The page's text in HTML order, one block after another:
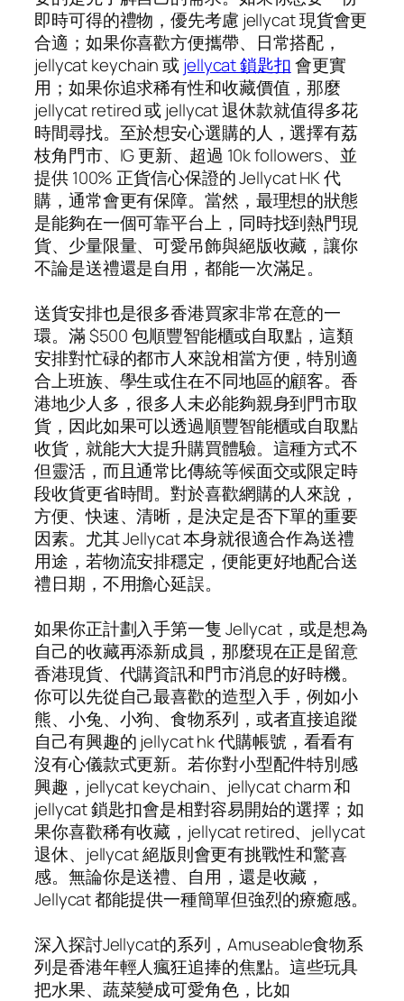
即時可得的禮物，優先考慮 jellycat 現貨會更
合適；如果你喜歡方便攜帶、日常搭配，
jellycat keychain 或jellycat 鎖匙扣會更實
用；如果你追求稀有性和收藏價值，那麼
jellycat retired 或 jellycat 退休款就值得多花
時間尋找。至於想安心選購的人，選擇有荔
枝角門市、IG 更新、超過 10k followers、並
提供 100% 正貨信心保證的 Jellycat HK 代
購，通常會更有保障。當然，最理想的狀態
是能夠在一個可靠平台上，同時找到熱門現
貨、少量限量、可愛吊飾與絕版收藏，讓你
不論是送禮還是自用，都能一次滿足。
送貨安排也是很多香港買家非常在意的一
環。滿 $500 包順豐智能櫃或自取點，這類
安排對忙碌的都市人來說相當方便，特別適
合上班族、學生或住在不同地區的顧客。香
港地少人多，很多人未必能夠親身到門市取
貨，因此如果可以透過順豐智能櫃或自取點
收貨，就能大大提升購買體驗。這種方式不
但靈活，而且通常比傳統等候面交或限定時
段收貨更省時間。對於喜歡網購的人來說，
方便、快速、清晰，是決定是否下單的重要
因素。尤其 Jellycat 本身就很適合作為送禮
用途，若物流安排穩定，便能更好地配合送
禮日期，不用擔心延誤。
如果你正計劃入手第一隻 Jellycat，或是想為
自己的收藏再添新成員，那麼現在正是留意
香港現貨、代購資訊和門市消息的好時機。
你可以先從自己最喜歡的造型入手，例如小
熊、小兔、小狗、食物系列，或者直接追蹤
自己有興趣的 jellycat hk 代購帳號，看看有
沒有心儀款式更新。若你對小型配件特別感
興趣，jellycat keychain、jellycat charm 和
jellycat 鎖匙扣會是相對容易開始的選擇；如
果你喜歡稀有收藏，jellycat retired、jellycat
退休、jellycat 絕版則會更有挑戰性和驚喜
感。無論你是送禮、自用，還是收藏，
Jellycat 都能提供一種簡單但強烈的療癒感。
深入探討Jellycat的系列，Amuseable食物系
列是香港年輕人瘋狂追捧的焦點。這些玩具
把水果、蔬菜變成可愛角色，比如